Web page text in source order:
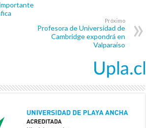
Próximo
Profesora de Universidad de
Cambridge expondrá en
Valparaíso